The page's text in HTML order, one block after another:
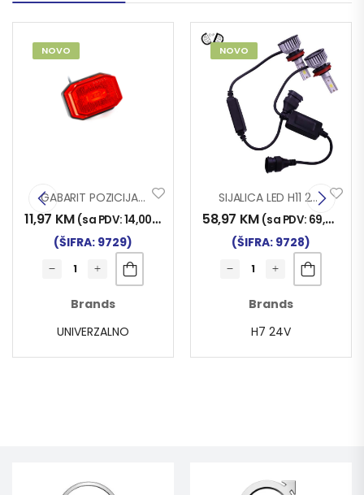
NOVO
GABARIT POZICIJA FT-001 65×42 LED CRV.
11,97 KM (sa PDV:14,00KM
(ŠIFRA: 9729)
Brands
UNIVERZALNO
NOVO
SIJALICA LED H11 24V/30W 2/1
58,97 KM (sa PDV: 69,00
(ŠIFRA: 9728)
Brands
H7 24V